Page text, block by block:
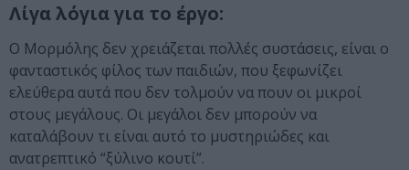
Λίγα λόγια για το έργο:
Ο Μορμόλης δεν χρειάζεται πολλές συστάσεις, είναι ο
φανταστικός φίλος των παιδιών, που ξεφωνίζει
ελεύθερα αυτά που δεν τολμούν να πουν οι μικροί
στους μεγάλους. Οι μεγάλοι δεν μπορούν να
καταλάβουν τι είναι αυτό το μυστηριώδες και
ανατρεπτικό “ξύλινο κουτί”.